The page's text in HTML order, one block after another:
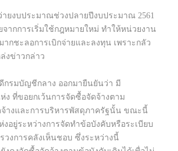
ายงบประมาณช่วงปลายปีงบประมาณ 2561
ากการเริ่มใช้กฎหมายใหม่ ทำให้หน่วยงาน
กชะลอการเบิกจ่ายและลงทุน เพราะกลัว
งข่าวกล่าว
กรมบัญชีกลาง ออกมายืนยันว่า มี
ง ที่ขอยกเว้นการจัดซื้อจัดจ้างตาม
างและการบริหารพัสดุภาครัฐนั้น ขณะนี้
อยู่ระหว่างการจัดทำข้อบังคับหรือระเบียบ
วงการคลังเห็นชอบ ซึ่งระหว่างนี้